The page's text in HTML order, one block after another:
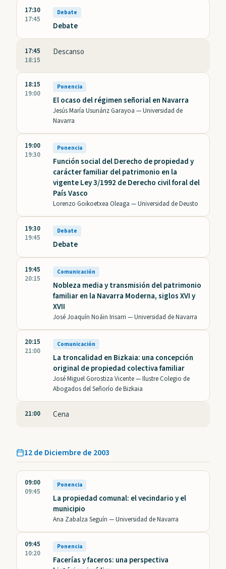
17:30
17:45
Debate
Debate
17:45
18:15
Descanso
18:15
19:00
Ponencia
El ocaso del régimen señorial en Navarra
Jesús María Usunáriz Garayoa —Universidad de
Navarra
19:00
19:30
Ponencia
Función social del Derecho de propiedad y
carácter familiar del patrimonio en la
vigente Ley 3/1992 de Derecho civil foral del
País Vasco
Lorenzo Goikoetxea Oleaga —Universidad de Deusto
19:30
19:45
Debate
Debate
19:45
20:15
Comunicación
Nobleza media y transmisión del patrimonio
familiar en la Navarra Moderna, siglos XVI y
XVII
José Joaquín Noáin Irisarri —Universidad de Navarra
20:15
21:00
Comunicación
La troncalidad en Bizkaia: una concepción
original de propiedad colectiva familiar
José Miguel Gorostiza Vicente —Ilustre Colegio de
Abogados del Señorío de Bizkaia
21:00 Cena
12 de Diciembre de 2003
09:00
09:45
Ponencia
La propiedad comunal: el vecindario y el
municipio
Ana Zabalza Seguín —Universidad de Navarra
09:45
10:20
Ponencia
Facerías y faceros: una perspectiva